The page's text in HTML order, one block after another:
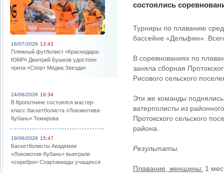
16/07/2026 13:43
Пляжный футболист «Краснодара-
ЮМР» Дмитрий Бушков удостоен
приза «Спорт Медиа Звезда»
24/06/2026 16:34
В Кропоткине состоялся мастер-
класс баскетболиста «Локомотива-
Кубань» Темирова
19/06/2026 15:47
Баскетболисты Академии
«Локомотив-Кубань» выиграли
«серебро» Спартакиады учащихся
состоялись
Турниры по плаванию
бассейне «Дельфин».
В соревнованиях по
заняла сборная
Рисового сельского
Эти же команды
ватерполисты из
Протокского сельского
района.
Результаты.
Плавание, женщины: 1